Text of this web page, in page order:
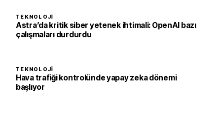
TEKNOLOJI
Astra’da kritik siber yetenek ihtimali: OpenAI bazı
çalışmaları durdurdu
TEKNOLOJI
Hava trafiği kontrolünde yapay zeka dönemi
başlıyor